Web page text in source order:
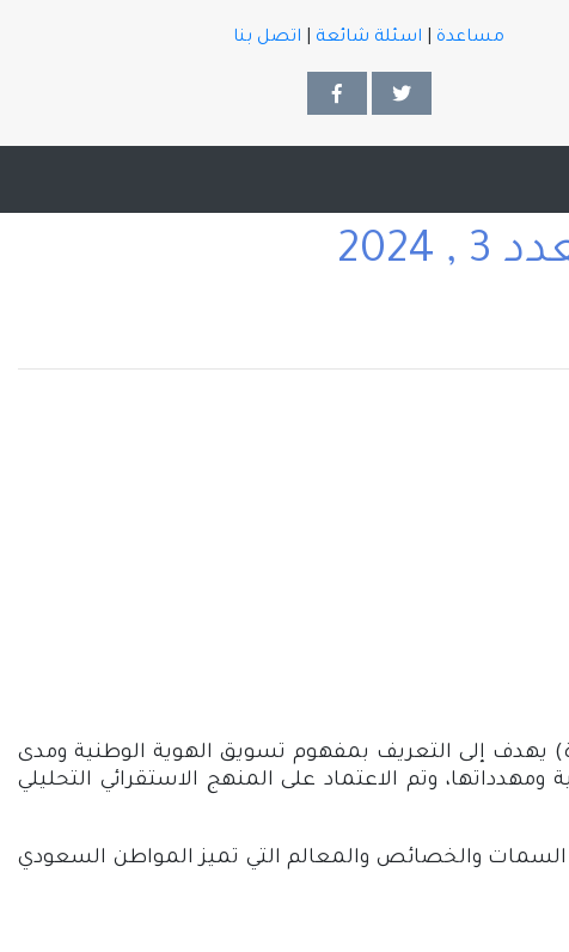
مساعدة اسئلة شائعة اتصل بنا
يهدف إلى التعريف بمفهوم تسويق الهوية الوطنية ومدى
وتم الاعتماد على المنهج الاستقرائي التحليلي
السمات والخصائص والمعالم التي تميز المواطن السعودي